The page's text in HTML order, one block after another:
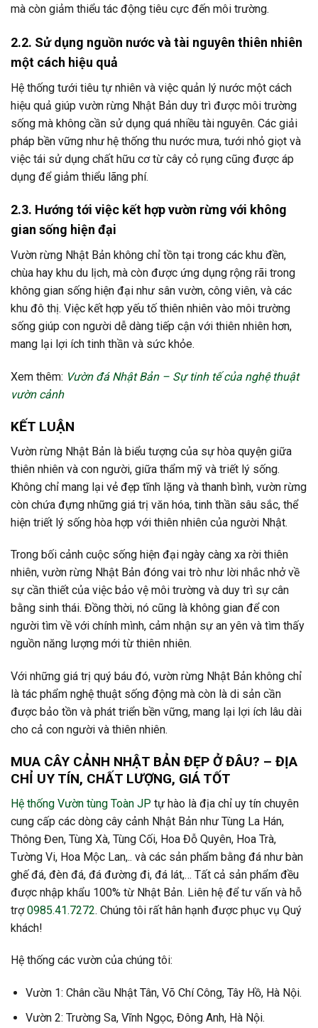
mà còn giảm thiểu tác động tiêu cực đến môi trường.
2.2. Sử dụng nguồn nước và tài nguyên thiên nhiên
một cách hiệu quả
Hệ thống tưới tiêu tự nhiên và việc quản lý nước một cách
hiệu quả giúp vườn rừng Nhật Bản duy trì được môi trường
sống mà không cần sử dụng quá nhiều tài nguyên. Các giải
pháp bền vững như hệ thống thu nước mưa, tưới nhỏ giọt và
việc tái sử dụng chất hữu cơ từ cây cỏ rụng cũng được áp
dụng để giảm thiểu lãng phí.
2.3. Hướng tới việc kết hợp vườn rừng với không
gian sống hiện đại
Vườn rừng Nhật Bản không chỉ tồn tại trong các khu đền,
chùa hay khu du lịch, mà còn được ứng dụng rộng rãi trong
không gian sống hiện đại như sân vườn, công viên, và các
khu đô thị. Việc kết hợp yếu tố thiên nhiên vào môi trường
sống giúp con người dễ dàng tiếp cận với thiên nhiên hơn,
mang lại lợi ích tinh thần và sức khỏe.
Xem thêm: Vườn đá Nhật Bản – Sự tinh tế của nghệ thuật
vườn cảnh
KẾT LUẬN
Vườn rừng Nhật Bản là biểu tượng của sự hòa quyện giữa
thiên nhiên và con người, giữa thẩm mỹ và triết lý sống.
Không chỉ mang lại vẻ đẹp tĩnh lặng và thanh bình, vườn rừng
còn chứa đựng những giá trị văn hóa, tinh thần sâu sắc, thể
hiện triết lý sống hòa hợp với thiên nhiên của người Nhật.
Trong bối cảnh cuộc sống hiện đại ngày càng xa rời thiên
nhiên, vườn rừng Nhật Bản đóng vai trò như lời nhắc nhở về
sự cần thiết của việc bảo vệ môi trường và duy trì sự cân
bằng sinh thái. Đồng thời, nó cũng là không gian để con
người tìm về với chính mình, cảm nhận sự an yên và tìm thấy
nguồn năng lượng mới từ thiên nhiên.
Với những giá trị quý báu đó, vườn rừng Nhật Bản không chỉ
là tác phẩm nghệ thuật sống động mà còn là di sản cần
được bảo tồn và phát triển bền vững, mang lại lợi ích lâu dài
cho cả con người và thiên nhiên.
MUA CÂY CẢNH NHẬT BẢN ĐẸP Ở ĐÂU? – ĐỊA
CHỈ UY TÍN, CHẤT LƯỢNG, GIÁ TỐT
Hệ thống Vườn tùng Toàn JP tự hào là địa chỉ uy tín chuyên
cung cấp các dòng cây cảnh Nhật Bản như Tùng La Hán,
Thông Đen, Tùng Xà, Tùng Cối, Hoa Đỗ Quyên, Hoa Trà,
Tường Vi, Hoa Mộc Lan,.. và các sản phẩm bằng đá như bàn
ghế đá, đèn đá, đá đường đi, đá lát,… Tất cả sản phẩm đều
được nhập khẩu 100% từ Nhật Bản. Liên hệ để tư vấn và hỗ
trợ0985.41.7272. Chúng tôi rất hân hạnh được phục vụ Quý
khách!
Hệ thống các vườn của chúng tôi:
Vườn 1: Chân cầu Nhật Tân, Võ Chí Công, Tây Hồ, Hà Nội.
Vườn 2: Trường Sa, Vĩnh Ngọc, Đông Anh, Hà Nội.